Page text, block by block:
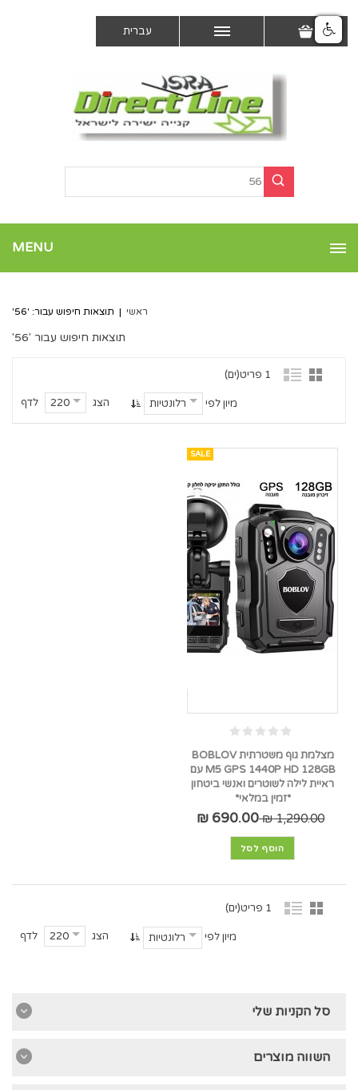
עברית
MENU
ראשי | תוצאות חיפוש עבור: '56'
תוצאות חיפוש עבור '56'
1 פריט(ים)
הצג 220 לדף מיון לפי רלונטיות
SALE
מצלמת גוף משטרתית BOBLOV
M5 GPS 1440P HD 128GB עם
ראיית לילה לשוטרים ואנשי ביטחון
*זמין במלאי*
1,290.00 ₪
690.00 ₪
הוסף לסל
1 פריט(ים)
הצג 220 לדף מיון לפי רלונטיות
סל הקניות שלי
השווה מוצרים